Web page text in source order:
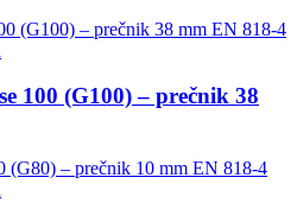
100 (G100) – prečnik 38